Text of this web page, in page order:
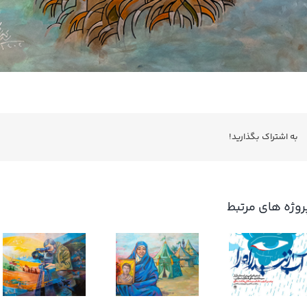
به اشتراك بگذاريد!
های مرتبط
آب زنید راه را ام وهب